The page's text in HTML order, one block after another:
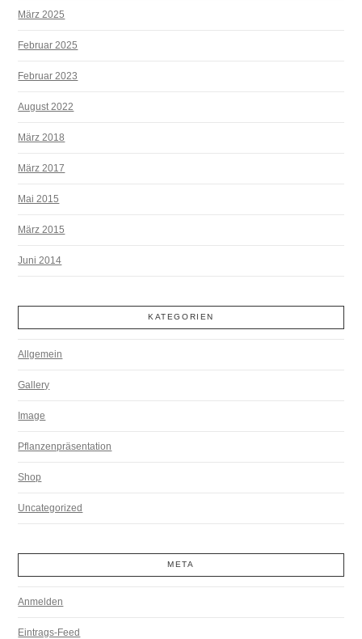
März 2025
Februar 2025
Februar 2023
August 2022
März 2018
März 2017
Mai 2015
März 2015
Juni 2014
KATEGORIEN
Allgemein
Gallery
Image
Pflanzenpräsentation
Shop
Uncategorized
META
Anmelden
Eintrags-Feed